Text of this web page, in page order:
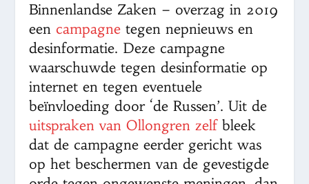
Binnenlandse Zaken – overzag in 2019
een campagne tegen nepnieuws en
desinformatie. Deze campagne
waarschuwde tegen desinformatie op
internet en tegen eventuele
beïnvloeding door ‘de Russen’. Uit de
uitspraken van Ollongren zelfbleek
dat de campagne eerder gericht was
op het beschermen van de gevestigde